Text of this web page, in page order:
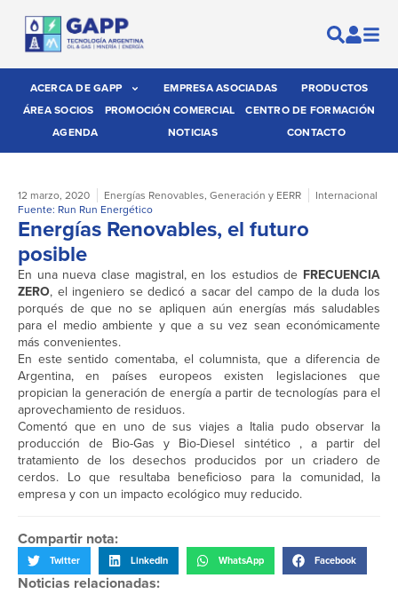
ACERCA DE GAPP EMPRESA ASOCIADAS
PRODUCTOS
ÁREA SOCIOS
PROMOCIÓN COMERCIAL
CENTRO DE FORMACIÓN
AGENDA
NOTICIAS CONTACTO
12 marzo, 2020 Energías Renovables, Generación y EERR
Internacional
Fuente: Run Run Energético
Energías Renovables, el futuro
posible
En una nueva clase magistral, en los estudios de FRECUENCIA
ZERO, el ingeniero se dedicó a sacar del campo de la duda los
porqués de que no se apliquen aún energías más saludables
para el medio ambiente y que a su vez sean económicamente
más convenientes.
En este sentido comentaba, el columnista, que a diferencia de
Argentina, en países europeos existen legislaciones que
propician la generación de energía a partir de tecnologías para el
aprovechamiento de residuos.
Comentó que en uno de sus viajes a Italia pudo observar la
producción de Bio-Gas y Bio-Diesel sintético , a partir del
tratamiento de los desechos producidos por un criadero de
cerdos. Lo que resultaba beneficioso para la comunidad, la
empresa y con un impacto ecológico muy reducido.
Compartir nota:
Twitter LinkedIn WhatsApp Facebook
Noticias relacionadas: